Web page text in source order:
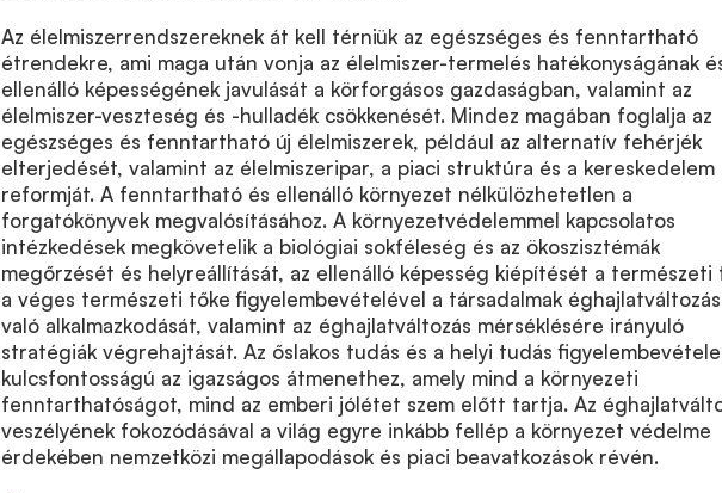
Az élelmiszerrendszereknek át kell térniük az egészséges és fenntartható
étrendekre, ami maga után vonja az élelmiszer-termelés hatékonyságának
ellenálló képességének javulását a körforgásos gazdaságban, valamint az
élelmiszer-veszteség és -hulladék csökkenését. Mindez magában foglalja az
egészséges és fenntartható új élelmiszerek, például az alternatív fehérjék
elterjedését, valamint az élelmiszeripar, a piaci struktúra és a kereskedelem
reformját. A fenntartható és ellenálló környezet nélkülözhetetlen a
forgatókönyvek megvalósításához. A környezetvédelemmel kapcsolatos
intézkedések megkövetelik a biológiai sokféleség és az ökoszisztémák
megőrzését és helyreállítását, az ellenálló képesség kiépítését a természeti
a véges természeti tőke figyelembevételével a társadalmak
való alkalmazkodását, valamint az éghajlatváltozás mérséklésére irányuló
stratégiák végrehajtását. Az őslakos tudás és a helyi tudás figyelembevétele
kulcsfontosságú az igazságos átmenethez, amely mind a környezeti
fenntarthatóságot, mind az emberi jólétet szem előtt tartja. Az
veszélyének fokozódásával a világ egyre inkább fellép a környezet védelme
érdekében nemzetközi megállapodások és piaci beavatkozások révén.